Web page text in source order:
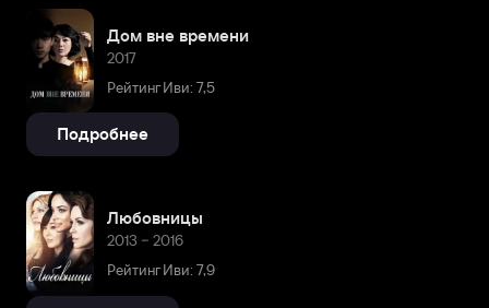
Дом вне времени
2017
Рейтинг Иви: 7,5
Подробнее
Любовницы
2013 – 2016
Рейтинг Иви: 7,9